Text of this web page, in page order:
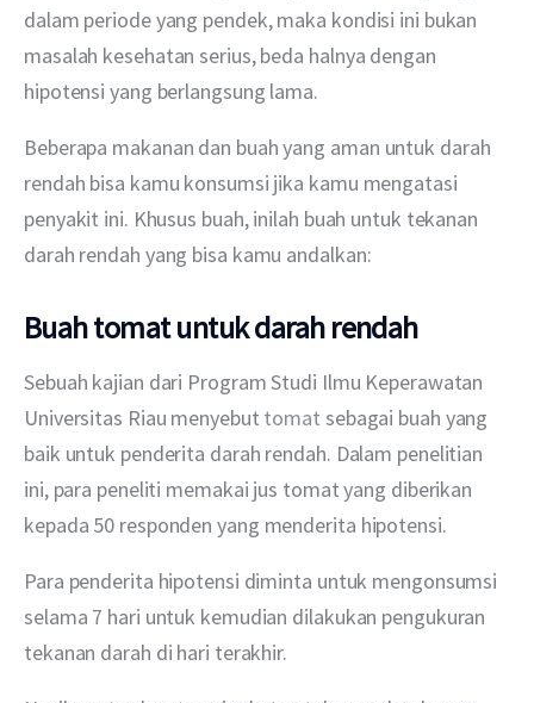
dalam periode yang pendek, maka kondisi ini bukan
masalah kesehatan serius, beda halnya dengan
hipotensi yang berlangsung lama.
Beberapa makanan dan buah yang aman untuk darah
rendah bisa kamu konsumsi jika kamu mengatasi
penyakit ini. Khusus buah, inilah buah untuk tekanan
darah rendah yang bisa kamu andalkan:
Buah tomat untuk darah rendah
Sebuah kajian dari Program Studi Ilmu Keperawatan
Universitas Riau menyebut tomat sebagai buah yang
baik untuk penderita darah rendah. Dalam penelitian
ini, para peneliti memakai jus tomat yang diberikan
kepada 50 responden yang menderita hipotensi.
Para penderita hipotensi diminta untuk mengonsumsi
selama 7 hari untuk kemudian dilakukan pengukuran
tekanan darah di hari terakhir.